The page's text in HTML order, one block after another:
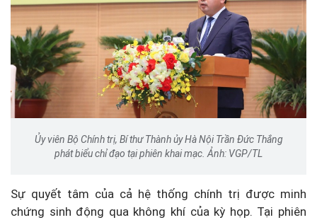
Ủy viên Bộ Chính trị, Bí thư Thành ủy Hà Nội Trần Đức Thắng
phát biểu chỉ đạo tại phiên khai mạc. Ảnh: VGP/TL
Sự quyết tâm của cả hệ thống chính trị được minh
chứng sinh động qua không khí của kỳ họp. Tại phiên